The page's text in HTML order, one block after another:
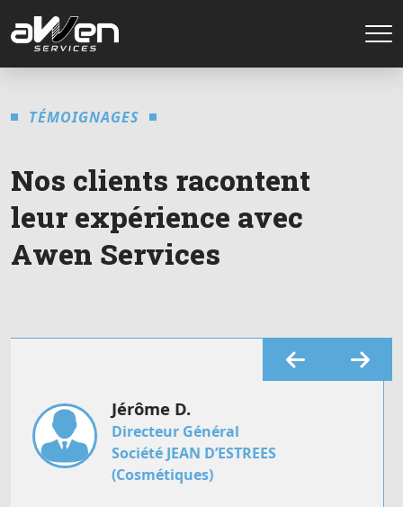
TÉMOIGNAGES
Nos clients racontent
leur expérience avec
Awen Services
Anne-Marie J.
Responsable administrative
Société JEAN D’ESTREES
(Cosmétiques)